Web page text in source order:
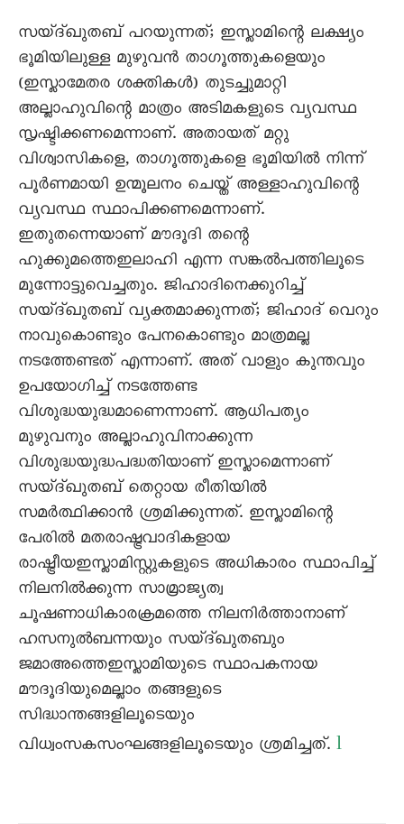
സയ്ദ്ഖുതബ് പറയുന്നത്; ഇസ്ലാമിന്റെ ലക്ഷ്യം
ഭൂമിയിലുള്ള മുഴുവൻ താഗൂത്തുകളെയും
(ഇസ്ലാമേതര ശക്തികൾ) തുടച്ചുമാറ്റി
അല്ലാഹുവിന്റെ മാത്രം അടിമകളുടെ വ്യവസ്ഥ
സൃഷ്ടിക്കണമെന്നാണ്. അതായത് മറ്റു
വിശ്വാസികളെ, താഗൂത്തുകളെ ഭൂമിയിൽ നിന്ന്
പൂർണമായി ഉന്മൂലനം ചെയ്ത് അള്ളാഹുവിന്റെ
വ്യവസ്ഥ സ്ഥാപിക്കണമെന്നാണ്.
ഇതുതന്നെയാണ് മൗദൂദി തന്റെ
ഹുക്കുമത്തെഇലാഹി എന്ന സങ്കൽപത്തിലൂടെ
മുന്നോട്ടുവെച്ചതും. ജിഹാദിനെക്കുറിച്ച്
സയ്ദ്ഖുതബ് വ്യക്തമാക്കുന്നത്; ജിഹാദ് വെറും
നാവുകൊണ്ടും പേനകൊണ്ടും മാത്രമല്ല
നടത്തേണ്ടത് എന്നാണ്. അത് വാളും കുന്തവും
ഉപയോഗിച്ച് നടത്തേണ്ട
വിശുദ്ധയുദ്ധമാണെന്നാണ്. ആധിപത്യം
മുഴുവനും അല്ലാഹുവിനാക്കുന്ന
വിശുദ്ധയുദ്ധപദ്ധതിയാണ് ഇസ്ലാമെന്നാണ്
സയ്ദ്ഖുതബ് തെറ്റായ രീതിയിൽ
സമർത്ഥിക്കാൻ ശ്രമിക്കുന്നത്. ഇസ്ലാമിന്റെ
പേരിൽ മതരാഷ്ട്രവാദികളായ
രാഷ്ട്രീയഇസ്ലാമിസ്റ്റുകളുടെ അധികാരം സ്ഥാപിച്ച്
നിലനിൽക്കുന്ന സാമ്രാജ്യത്വ
ചൂഷണാധികാരക്രമത്തെ നിലനിർത്താനാണ്
ഹസനുൽബന്നയും സയ്ദ്ഖുതബും
ജമാഅത്തെഇസ്ലാമിയുടെ സ്ഥാപകനായ
മൗദൂദിയുമെല്ലാം തങ്ങളുടെ
സിദ്ധാന്തങ്ങളിലൂടെയും
വിധ്വംസകസംഘങ്ങളിലൂടെയും ശ്രമിച്ചത്. l